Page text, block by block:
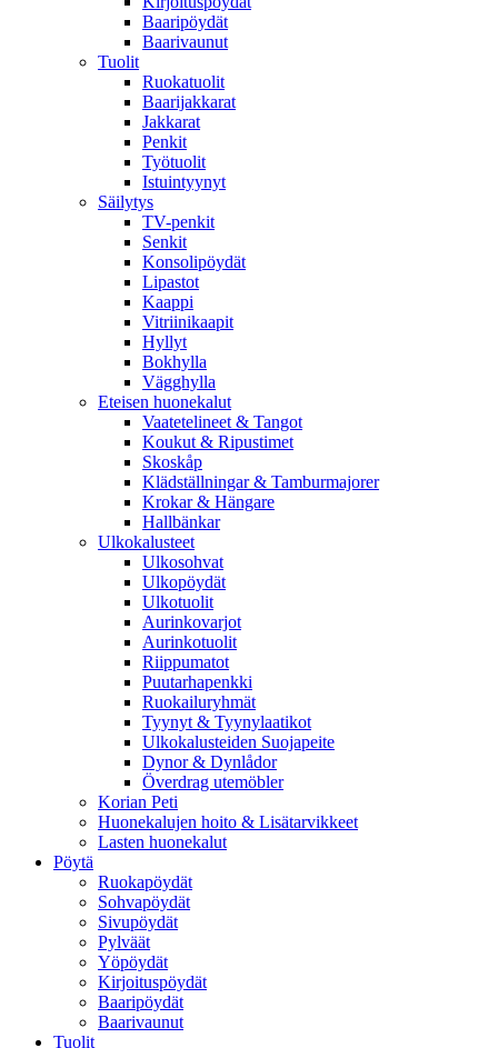
Baaripöydät
Baarivaunut
Tuolit
Ruokatuolit
Baarijakkarat
Jakkarat
Penkit
Työtuolit
Istuintyynyt
Säilytys
TV-penkit
Senkit
Konsolipöydät
Lipastot
Kaappi
Vitriinikaapit
Hyllyt
Bokhylla
Vägghylla
Eteisen huonekalut
Vaatetelineet & Tangot
Koukut & Ripustimet
Skoskåp
Klädställningar & Tamburmajorer
Krokar & Hängare
Hallbänkar
Ulkokalusteet
Ulkosohvat
Ulkopöydät
Ulkotuolit
Aurinkovarjot
Aurinkotuolit
Riippumatot
Puutarhapenkki
Ruokailuryhmät
Tyynyt & Tyynylaatikot
Ulkokalusteiden Suojapeite
Dynor & Dynlådor
Överdrag utemöbler
Korian Peti
Huonekalujen hoito & Lisätarvikkeet
Lasten huonekalut
Pöytä
Ruokapöydät
Sohvapöydät
Sivupöydät
Pylväät
Yöpöydät
Kirjoituspöydät
Baaripöydät
Baarivaunut
Tuolit